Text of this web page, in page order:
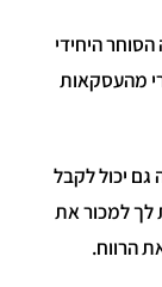
היחידי
מהעסקאות
יכול לקבל
לך למכור את
הרווח.